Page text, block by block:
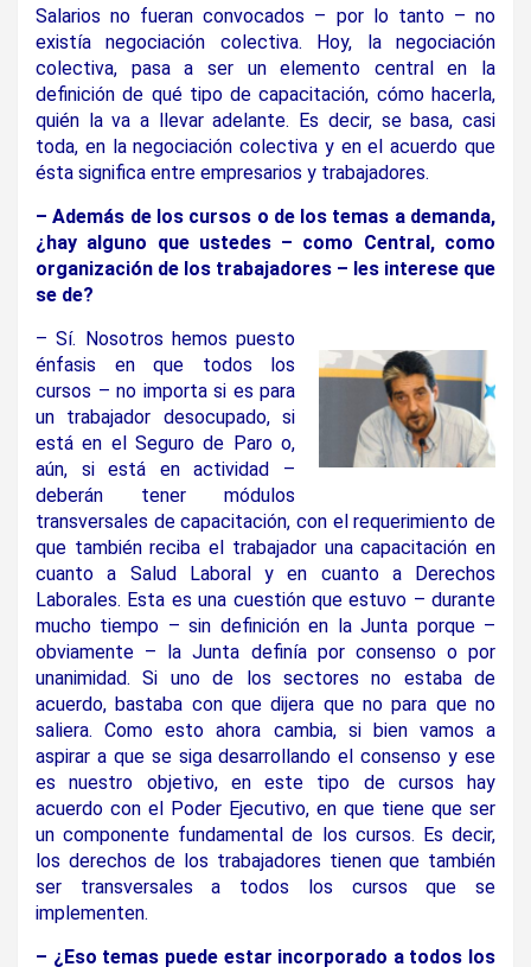
Salarios no fueran convocados – por lo tanto – no
existía negociación colectiva. Hoy, la negociación
colectiva, pasa a ser un elemento central en la
definición de qué tipo de capacitación, cómo hacerla,
quién la va a llevar adelante. Es decir, se basa, casi
toda, en la negociación colectiva y en el acuerdo que
ésta significa entre empresarios y trabajadores.
– Además de los cursos o de los temas a demanda,
¿hay alguno que ustedes – como Central, como
organización de los trabajadores – les interese que
se de?
– Sí. Nosotros hemos puesto
énfasis en que todos los
cursos – no importa si es para
un trabajador desocupado, si
está en el Seguro de Paro o,
aún, si está en actividad –
deberán tener módulos
transversales de capacitación, con el requerimiento de
que también reciba el trabajador una capacitación en
cuanto a Salud Laboral y en cuanto a Derechos
Laborales. Esta es una cuestión que estuvo – durante
mucho tiempo – sin definición en la Junta porque –
obviamente – la Junta definía por consenso o por
unanimidad. Si uno de los sectores no estaba de
acuerdo, bastaba con que dijera que no para que no
saliera. Como esto ahora cambia, si bien vamos a
aspirar a que se siga desarrollando el consenso y ese
es nuestro objetivo, en este tipo de cursos hay
acuerdo con el Poder Ejecutivo, en que tiene que ser
un componente fundamental de los cursos. Es decir,
los derechos de los trabajadores tienen que también
ser transversales a todos los cursos que se
implementen.
– ¿Eso temas puede estar incorporado a todos los